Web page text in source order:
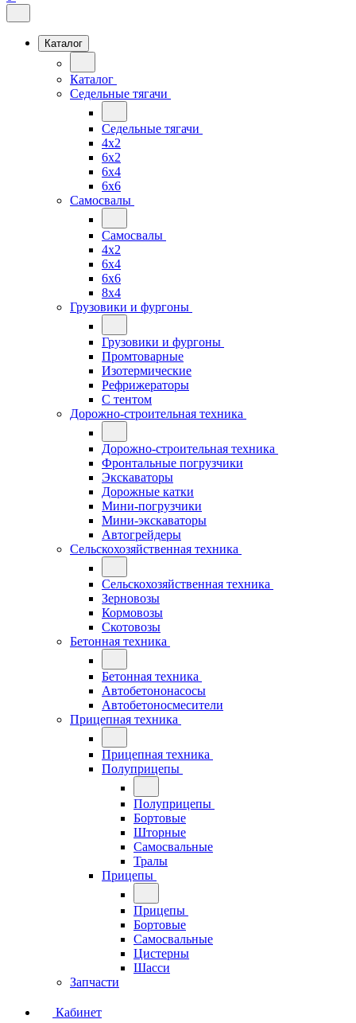
Каталог
Каталог
Седельные тягачи
Седельные тягачи
4x2
6x2
6x4
6x6
Самосвалы
Самосвалы
4x2
6x4
6x6
8x4
Грузовики и фургоны
Грузовики и фургоны
Промтоварные
Изотермические
Рефрижераторы
С тентом
Дорожно-строительная техника
Дорожно-строительная техника
Фронтальные погрузчики
Экскаваторы
Дорожные катки
Мини-погрузчики
Мини-экскаваторы
Автогрейдеры
Сельскохозяйственная техника
Сельскохозяйственная техника
Зерновозы
Кормовозы
Скотовозы
Бетонная техника
Бетонная техника
Автобетононасосы
Автобетоносмесители
Прицепная техника
Прицепная техника
Полуприцепы
Полуприцепы
Бортовые
Шторные
Самосвальные
Тралы
Прицепы
Прицепы
Бортовые
Самосвальные
Цистерны
Шасси
Запчасти
Кабинет